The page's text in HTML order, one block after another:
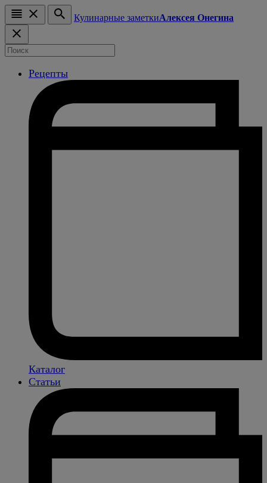
Кулинарные заметкиАлексея Онегина
Рецепты
Каталог
Статьи